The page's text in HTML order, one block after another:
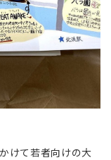
けて若者向けの大